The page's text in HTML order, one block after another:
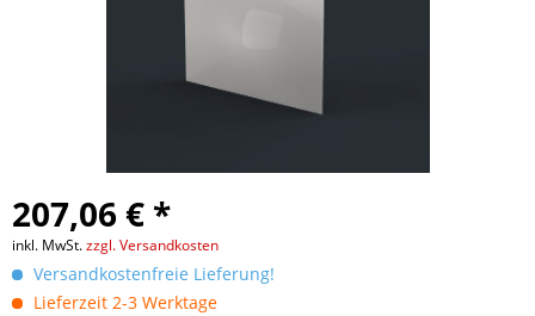
207,06 € *
inkl. MwSt.zzgl. Versandkosten
Versandkostenfreie Lieferung!
Lieferzeit 2-3 Werktage